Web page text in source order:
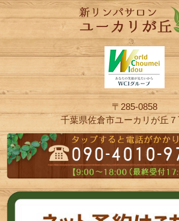
〒285-0858
千葉県佐倉市ユーカリが丘